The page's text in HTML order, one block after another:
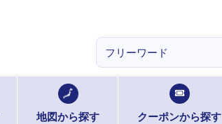
地図から探す クーポンから探す